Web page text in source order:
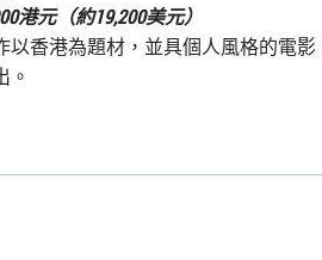
港元（約19,200美元）
香港為題材，並具個人風格的電
。